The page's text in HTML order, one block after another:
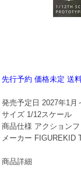
先行予約 価格未定 送
発売予定日 2027年1月
サイズ 1/12スケール
商品仕様 アクション
メーカー FIGUREKID
商品詳細